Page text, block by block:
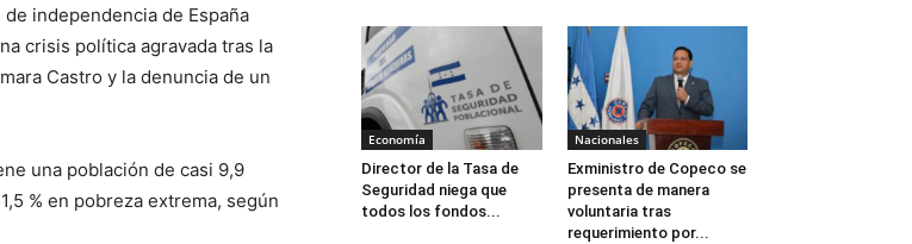
independencia de España
crisis política agravada tras la
Castro y la denuncia de un
una población de casi 9,9
% en pobreza extrema, según
Economía
Director de la Tasa de
Seguridad niega que
todos los fondos...
Nacionales
Exministro de Copeco se
presenta de manera
voluntaria tras
requerimiento por...